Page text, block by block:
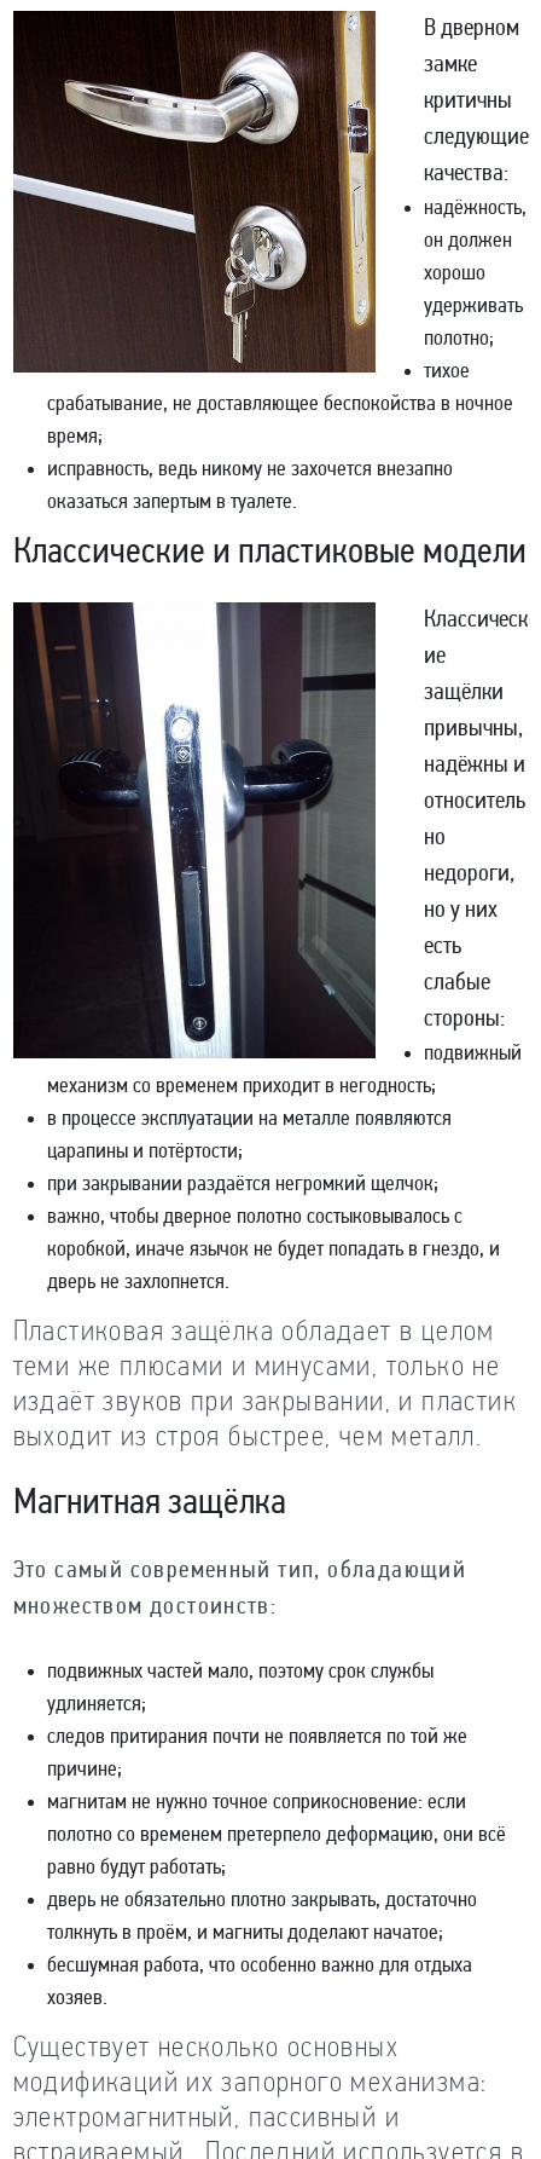
В дверном
замке
критичны
следующие
качества:
надёжность,
он должен
хорошо
удерживать
полотно;
тихое
срабатывание, не доставляющее беспокойства в ночное
время;
исправность, ведь никому не захочется внезапно
оказаться запертым в туалете.
Классические и пластиковые модели
Классическ
ие
защёлки
привычны,
надёжны и
относитель
но
недороги,
но у них
есть
слабые
стороны:
подвижный
механизм со временем приходит в негодность;
в процессе эксплуатации на металле появляются
царапины и потёртости;
при закрывании раздаётся негромкий щелчок;
важно, чтобы дверное полотно состыковывалось с
коробкой, иначе язычок не будет попадать в гнездо, и
дверь не захлопнется.
Пластиковая защёлка обладает в целом
теми же плюсами и минусами, только не
издаёт звуков при закрывании, и пластик
выходит из строя быстрее, чем металл.
Магнитная защёлка
Это самый современный тип, обладающий
множеством достоинств:
подвижных частей мало, поэтому срок службы
удлиняется;
следов притирания почти не появляется по той же
причине;
магнитам не нужно точное соприкосновение: если
полотно со временем претерпело деформацию, они всё
равно будут работать;
дверь не обязательно плотно закрывать, достаточно
толкнуть в проём, и магниты доделают начатое;
бесшумная работа, что особенно важно для отдыха
хозяев.
Существует несколько основных
модификаций их запорного механизма:
электромагнитный, пассивный и